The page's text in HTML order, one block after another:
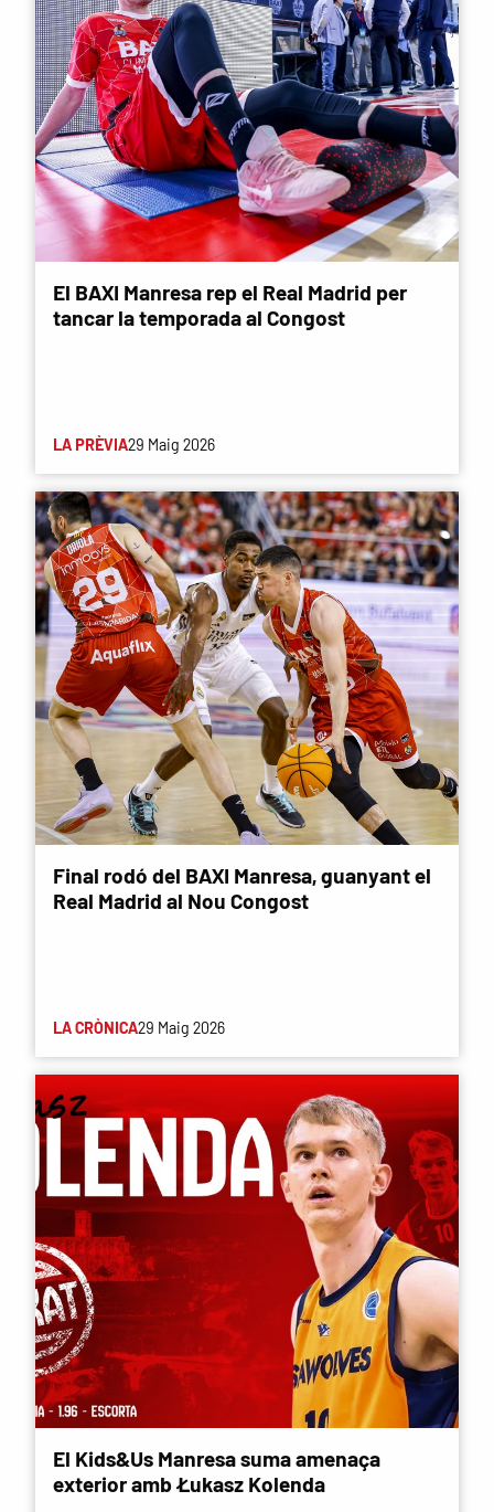
El BAXI Manresa rep el Real Madrid per
tancar la temporada al Congost
LA PRÈVIA29 Maig 2026
Final rodó del BAXI Manresa, guanyant el
Real Madrid al Nou Congost
LA CRÒNICA29 Maig 2026
El Kids&Us Manresa suma amenaça
exterior amb Łukasz Kolenda